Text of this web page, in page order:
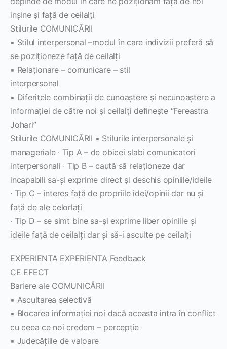
inşine şi faţă de ceilalţi
Stilurile COMUNICĂRII
▪ Stilul interpersonal –modul în care indivizii preferă să
se poziţioneze faţă de ceilalţi
▪ Relaţionare – comunicare – stil
interpersonal
▪ Diferitele combinaţii de cunoaştere şi necunoaştere a
informaţiei de către noi şi ceilalţi defineşte “Fereastra
Johari”
Stilurile COMUNICĂRII ▪ Stilurile interpersonale şi
manageriale ∙ Tip A – de obicei slabi comunicatori
interpersonali ∙ Tip B – caută să relaţioneze dar
incapabili sa-şi exprime direct şi deschis opiniile/ideile
∙ Tip C – interes faţă de propriile idei/opinii dar nu şi
faţă de ale celorlaţi
∙ Tip D – se simt bine sa-şi exprime liber opiniile şi
ideile faţă de ceilalţi dar şi să-i asculte pe ceilalţi
EXPERIENTA EXPERIENTA Feedback
CE EFECT
Bariere ale COMUNICĂRII
▪ Ascultarea selectivă
▪ Blocarea informaţiei noi dacă aceasta intra în conflict
cu ceea ce noi credem – percepţie
▪ Judecăţiile de valoare